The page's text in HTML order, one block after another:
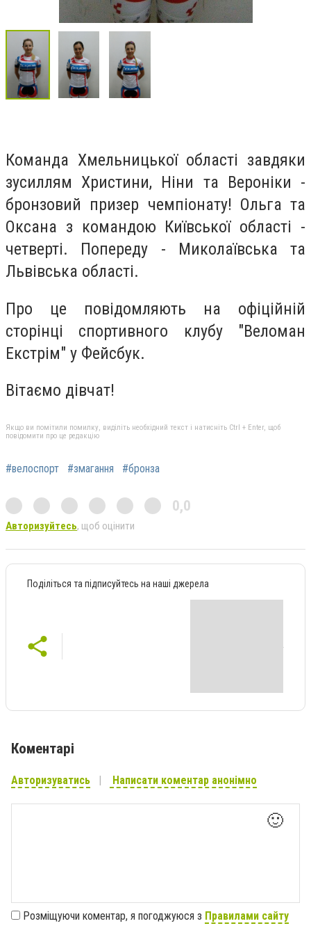
Команда Хмельницької області завдяки
зусиллям Христини, Ніни та Вероніки -
бронзовий призер чемпіонату! Ольга та
Оксана з командою Київської області -
четверті. Попереду - Миколаївська та
Львівська області.
Про це повідомляють на офіційній
сторінці спортивного клубу "Веломан
Екстрім" у Фейсбук.
Вітаємо дівчат!
Якщо ви помітили помилку, виділіть необхідний текст і натисніть Ctrl + Enter, щоб
повідомити про це редакцію
#велоспорт #змагання #бронза
0,0
Авторизуйтесь, щоб оцінити
Поділіться та підписуйтесь на наші джерела
Коментарі
Авторизуватись Написати коментар анонімно
🙂
Розміщуючи коментар, я погоджуюся з Правилами сайту